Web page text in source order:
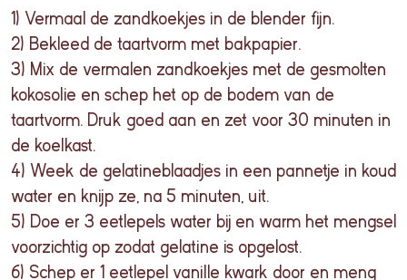
1) Vermaal de zandkoekjes in de blender fijn.
2) Bekleed de taartvorm met bakpapier.
3) Mix de vermalen zandkoekjes met de gesmolten
kokosolie en schep het op de bodem van de
taartvorm. Druk goed aan en zet voor 30 minuten in
de koelkast.
4) Week de gelatineblaadjes in een pannetje in koud
water en knijp ze, na 5 minuten, uit.
5) Doe er 3 eetlepels water bij en warm het mengsel
voorzichtig op zodat gelatine is opgelost.
6) Schep er 1 eetlepel vanille kwark door en meng